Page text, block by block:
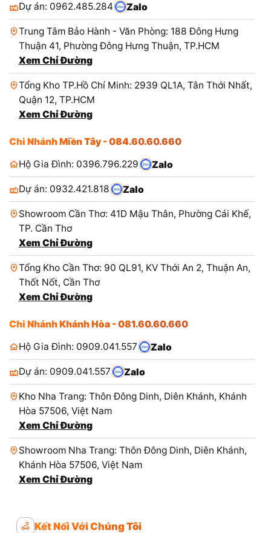
Dự án: 0962.485.284 Zalo
Trung Tâm Bảo Hành - Văn Phòng: 188 Đông Hưng
Thuận 41, Phường Đông Hưng Thuận, TP.HCM
Xem Chỉ Đường
Tổng Kho TP.Hồ Chí Minh: 2939 QL1A, Tân Thới Nhất,
Quận 12, TP.HCM
Xem Chỉ Đường
Chi Nhánh Miền Tây - 084.60.60.660
Hộ Gia Đình: 0396.796.229
Zalo
Dự án: 0932.421.818 Zalo
Showroom Cần Thơ: 41D Mậu Thân, Phường Cái Khế,
TP. Cần Thơ
Xem Chỉ Đường
Tổng Kho Cần Thơ: 90 QL91, KV Thới An 2, Thuận An,
Thốt Nốt, Cần Thơ
Xem Chỉ Đường
Chi Nhánh Khánh Hòa - 081.60.60.660
Hộ Gia Đình: 0909.041.557
Zalo
Dự án: 0909.041.557 Zalo
Kho Nha Trang: Thôn Đông Dinh, Diên Khánh, Khánh
Hòa 57506, Việt Nam
Xem Chỉ Đường
Showroom Nha Trang: Thôn Đông Dinh, Diên Khánh,
Khánh Hòa 57506, Việt Nam
Xem Chỉ Đường
Kết Nối Với Chúng Tôi